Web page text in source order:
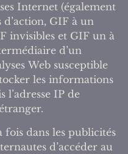
Internet (également
d’action, GIF à un
invisibles et GIF un à
d’un
Web susceptible
les informations
l’adresse IP de
fois dans les publicités
d’accéder au